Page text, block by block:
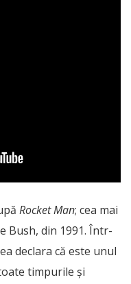
Rocket Man; cea mai
Bush, din 1991. Într-
declara că este unul
timpurile și